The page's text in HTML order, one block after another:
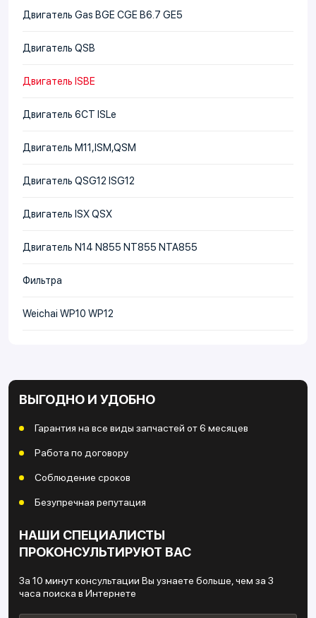
Двигатель Gas BGE CGE B6.7 GE5
Двигатель QSB
Двигатель ISBE
Двигатель 6CT ISLe
Двигатель М11,ISM,QSM
Двигатель QSG12 ISG12
Двигатель ISX QSX
Двигатель N14 N855 NT855 NTA855
Фильтра
Weichai WP10 WP12
ВЫГОДНО И УДОБНО
Гарантия на все виды запчастей от 6 месяцев
Работа по договору
Соблюдение сроков
Безупречная репутация
НАШИ СПЕЦИАЛИСТЫ
ПРОКОНСУЛЬТИРУЮТ ВАС
За 10 минут консультации Вы узнаете больше, чем за 3
часа поиска в Интернете